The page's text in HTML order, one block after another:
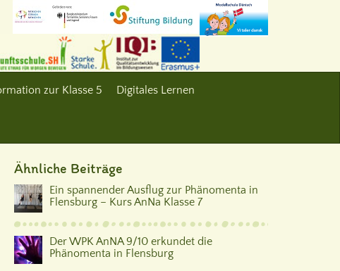
zur Klasse 5 Digitales Lernen
Ähnliche Beiträge
Ein spannender Ausflug zur Phänomenta in
Flensburg – Kurs AnNa Klasse 7
Der WPK AnNA 9/10 erkundet die
Phänomenta in Flensburg